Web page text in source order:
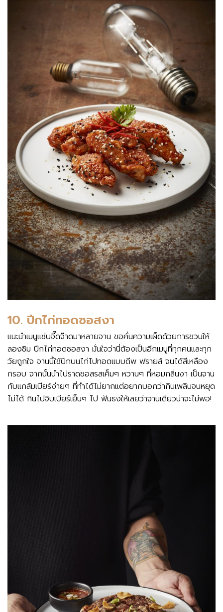
10. ปีกไก่ทอดซอสงา
แนะนำเมนูแซ่บจี๊ดจ๊าดมาหลายจาน ขอคั่นความเผ็ดด้วยการชวนให้
ลองชิม ปีกไก่ทอดซอสงา มั่นใจว่านี่ต้องเป็นอีกเมนูที่ทุกคนและทุก
วัยถูกใจ จานนี้ใช้ปีกบนไก่ไปทอดแบบดีพ ฟรายส์ จนได้สีเหลือง
กรอบ จากนั้นนำไปราดซอสรสเค็มๆ หวานๆ ที่หอมกลิ่นงา เป็นจาน
กับแกล้มเบียร์ง่ายๆ ที่ทำได้ไม่ยากแต่อยากบอกว่ากินเพลินจนหยุด
ไม่ได้ กินไปจิบเบียร์เย็นๆ ไป ฟันธงให้เลยว่าจานเดียวน่าจะไม่พอ!